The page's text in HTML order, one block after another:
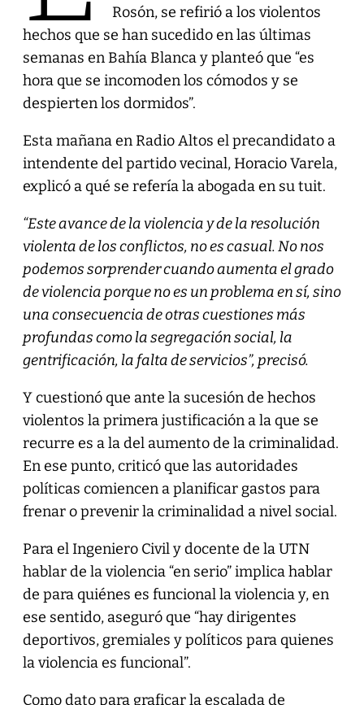
Rosón, se refirió a los violentos
hechos que se han sucedido en las últimas
semanas en Bahía Blanca y planteó que “es
hora que se incomoden los cómodos y se
despierten los dormidos”.
Esta mañana en Radio Altos el precandidato a
intendente del partido vecinal, Horacio Varela,
explicó a qué se refería la abogada en su tuit.
“Este avance de la violencia y de la resolución
violenta de los conflictos, no es casual. No nos
podemos sorprender cuando aumenta el grado
de violencia porque no es un problema en sí, sino
una consecuencia de otras cuestiones más
profundas como la segregación social, la
gentrificación, la falta de servicios”, precisó.
Y cuestionó que ante la sucesión de hechos
violentos la primera justificación a la que se
recurre es a la del aumento de la criminalidad.
En ese punto, criticó que las autoridades
políticas comiencen a planificar gastos para
frenar o prevenir la criminalidad a nivel social.
Para el Ingeniero Civil y docente de la UTN
hablar de la violencia “en serio” implica hablar
de para quiénes es funcional la violencia y, en
ese sentido, aseguró que “hay dirigentes
deportivos, gremiales y políticos para quienes
la violencia es funcional”.
Como dato para graficar la escalada de